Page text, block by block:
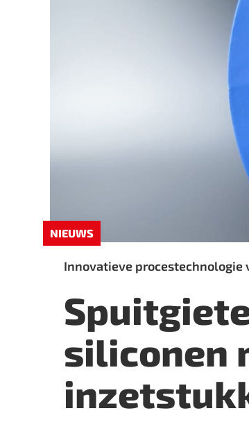
NIEUWS
Innovatieve procestechnologie
siliconen